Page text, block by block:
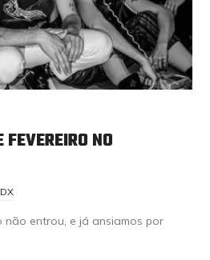
NO
não entrou, e já ansiamos por